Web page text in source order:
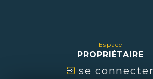
Espace
PROPRIÉTAIRE
se connecter